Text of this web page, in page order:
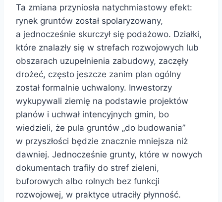
Ta zmiana przyniosła natychmiastowy efekt:
rynek gruntów został spolaryzowany,
a jednocześnie skurczył się podażowo. Działki,
które znalazły się w strefach rozwojowych lub
obszarach uzupełnienia zabudowy, zaczęły
drożeć, często jeszcze zanim plan ogólny
został formalnie uchwalony. Inwestorzy
wykupywali ziemię na podstawie projektów
planów i uchwał intencyjnych gmin, bo
wiedzieli, że pula gruntów „do budowania”
w przyszłości będzie znacznie mniejsza niż
dawniej. Jednocześnie grunty, które w nowych
dokumentach trafiły do stref zieleni,
buforowych albo rolnych bez funkcji
rozwojowej, w praktyce utraciły płynność.